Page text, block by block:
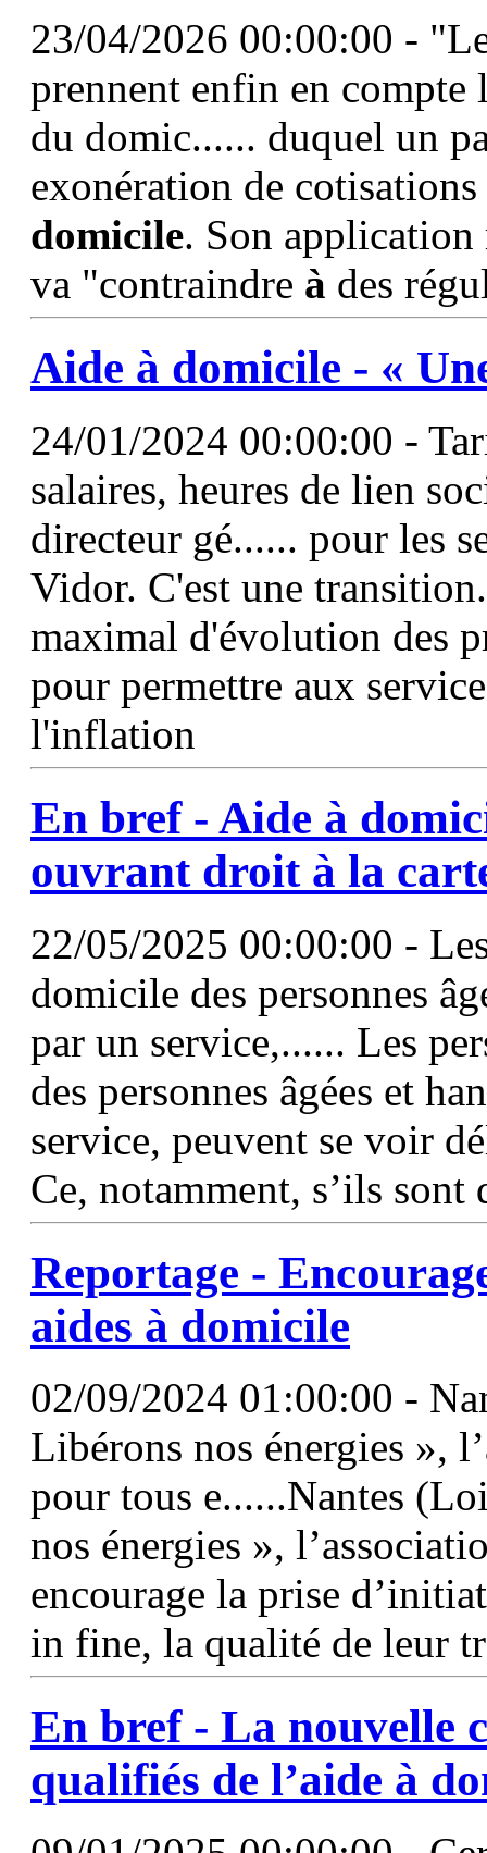
23/04/2026 00:00:00 -
prennent enfin en compte
du domic...... duquel un
exonération de
domicile. Son
va "contraindre à des
Aide à domicile - «
24/01/2024 00:00:00 -
salaires, heures de lien
directeur gé...... pour les
Vidor. C'est une
maximal d'évolution des
pour permettre aux
l'inflation
En bref - Aide à
ouvrant droit à la
22/05/2025 00:00:00 -
domicile des personnes
par un service,...... Les
des personnes âgées et
service, peuvent se voir
Ce, notamment, s’ils sont
Reportage -
aides à domicile
02/09/2024 01:00:00 -
Libérons nos énergies »,
pour tous e......Nantes
nos énergies »,
encourage la prise
in fine, la qualité de leur
En bref - La nouvelle
qualifiés de l’aide à